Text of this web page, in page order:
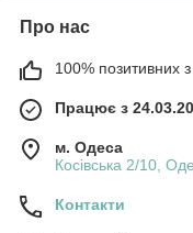
Про нас
100% позитивних з
Працює з
м. Одеса
Косівська 2/10,
Контакти